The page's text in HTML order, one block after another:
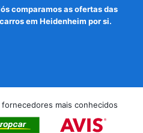
comparamos as ofertas das
em Heidenheim por si.
mais conhecidos